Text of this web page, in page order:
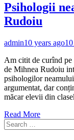
Psihologii
Rudoiu
admin10 years ago
Am citit de curînd
de Mihnea Rudoiu
psihologilor
argumentat, dar
măcar elevii din
Read More
Search
for: